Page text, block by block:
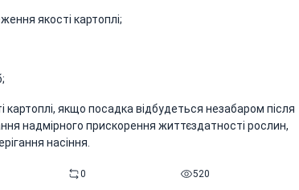
якості картоплі;
якщо посадка відбудеться незабаром після
надмірного прискорення життєздатності рослин,
насіння.
0 520